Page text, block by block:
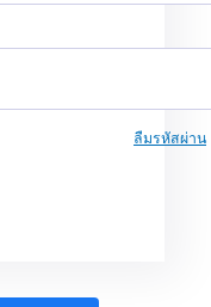
ลืมรหัสผ่าน